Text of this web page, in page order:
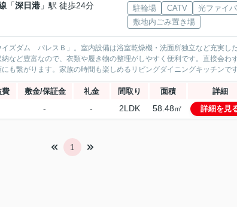
「深日港 」駅 徒歩24分 駐輪場 CATV 光ファイ
敷地内ごみ置き場
ズダム パレスＢ」。室内設備は浴室乾燥機・洗面所独立など充実し
など豊富なので、衣類や履き物の整理がしやすく便利です。直接会わ
も繋がります。家族の時間も楽しめるリビングダイニングキッチンで
費 敷金/保証金 礼金 間取り 面積 詳細
- - 2LDK 58.48㎡ 詳細を見
1